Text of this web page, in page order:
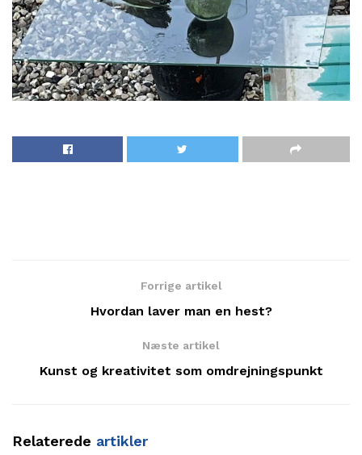
Forrige artikel
Hvordan laver man en hest?
Næste artikel
Kunst og kreativitet som omdrejningspunkt
Relaterede artikler